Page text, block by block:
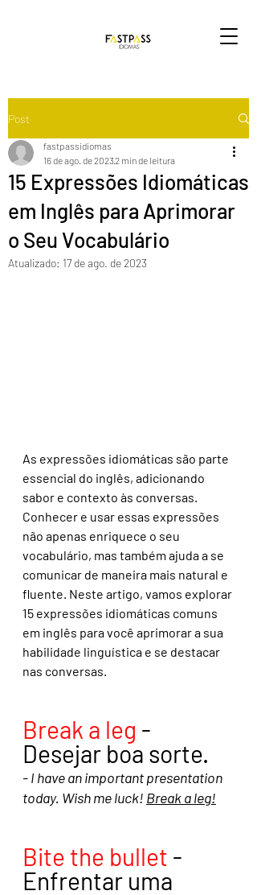
Post
15 Expressões Idiomáticas
em Inglês para Aprimorar
o Seu Vocabulário
fastpassidiomas
16 de ago. de 20232 min de leitura
Atualizado: 17 de ago. de 2023
As expressões idiomáticas são parte
essencial do inglês, adicionando
sabor e contexto às conversas.
Conhecer e usar essas expressões
não apenas enriquece o seu
vocabulário, mas também ajuda a se
comunicar de maneira mais natural e
fluente. Neste artigo, vamos explorar
15 expressões idiomáticas comuns
em inglês para você aprimorar a sua
habilidade linguística e se destacar
nas conversas.
Break a leg -
Desejar boa sorte.
- I have an important presentation
today. Wish me luck! Break a leg!
Bite the bullet -
Enfrentar uma